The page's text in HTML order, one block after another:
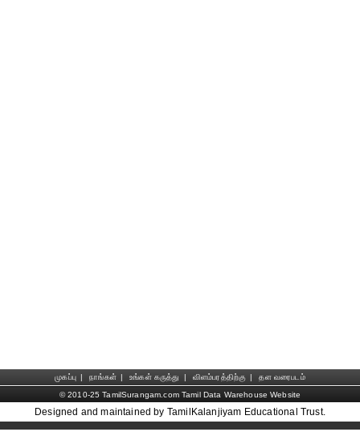
முகப்பு | நாங்கள் | உங்கள் கருத்து | விளம்பரத்திற்கு |
தள வரைபடம்
© 2010-25 TamilSurangam.com Tamil Data Warehouse Website
Designed and maintained by TamilKalanjiyam Educational Trust.